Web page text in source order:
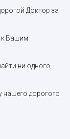
Доктор за
к Вашим
ни одного
нашего дорогого